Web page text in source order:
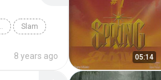
idws.in/310179 Slam
8 years ago 05:14